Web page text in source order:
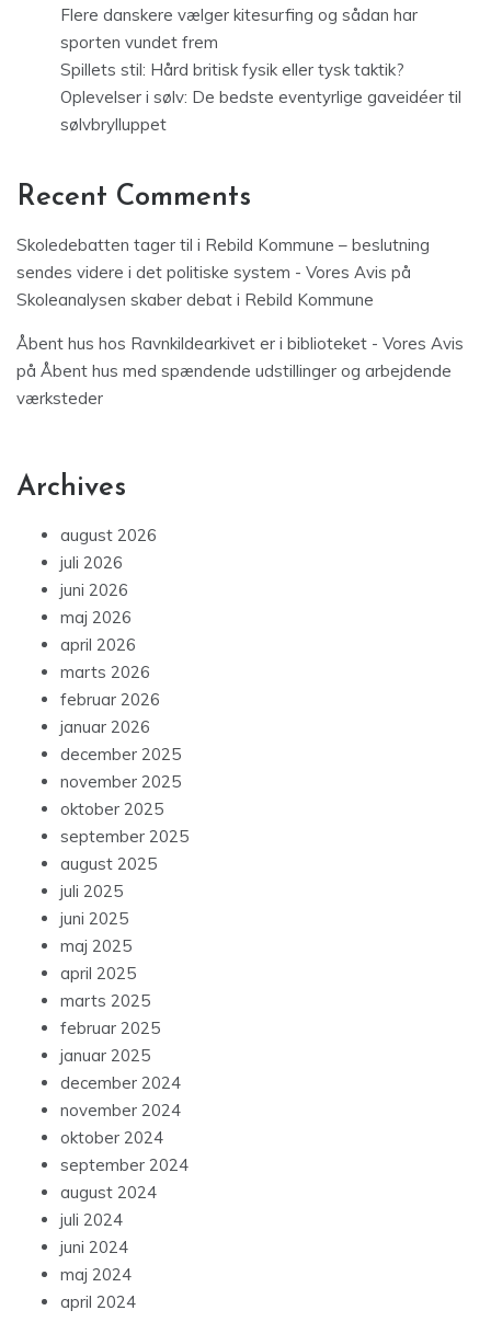
Flere danskere vælger kitesurfing og sådan har
sporten vundet frem
Spillets stil: Hård britisk fysik eller tysk taktik?
Oplevelser i sølv: De bedste eventyrlige gaveidéer til
sølvbrylluppet
Recent Comments
Skoledebatten tager til i Rebild Kommune – beslutning
sendes videre i det politiske system - Vores Avis på
Skoleanalysen skaber debat i Rebild Kommune
Åbent hus hos Ravnkildearkivet er i biblioteket - Vores Avis
på Åbent hus med spændende udstillinger og arbejdende
værksteder
Archives
august 2026
juli 2026
juni 2026
maj 2026
april 2026
marts 2026
februar 2026
januar 2026
december 2025
november 2025
oktober 2025
september 2025
august 2025
juli 2025
juni 2025
maj 2025
april 2025
marts 2025
februar 2025
januar 2025
december 2024
november 2024
oktober 2024
september 2024
august 2024
juli 2024
juni 2024
maj 2024
april 2024